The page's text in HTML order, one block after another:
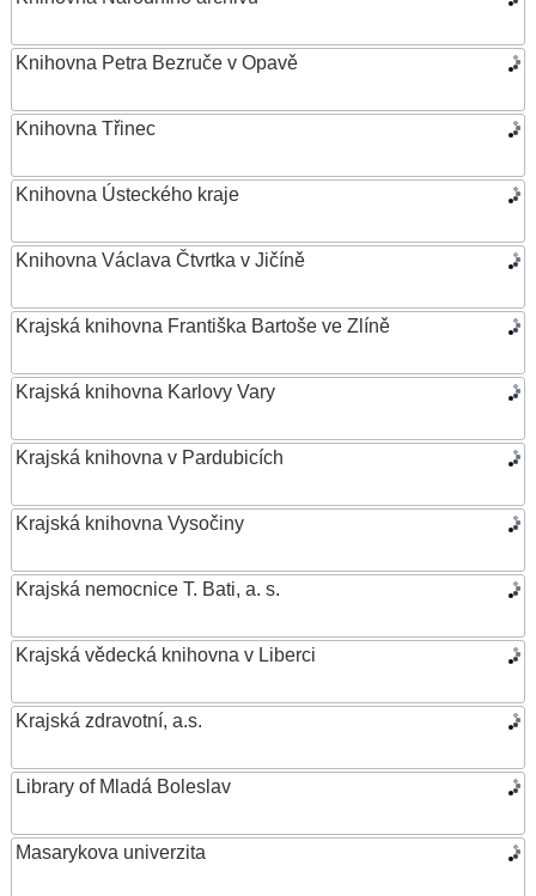
Knihovna Petra Bezruče v Opavě
Knihovna Třinec
Knihovna Ústeckého kraje
Knihovna Václava Čtvrtka v Jičíně
Krajská knihovna Františka Bartoše ve Zlíně
Krajská knihovna Karlovy Vary
Krajská knihovna v Pardubicích
Krajská knihovna Vysočiny
Krajská nemocnice T. Bati, a. s.
Krajská vědecká knihovna v Liberci
Krajská zdravotní, a.s.
Library of Mladá Boleslav
Masarykova univerzita